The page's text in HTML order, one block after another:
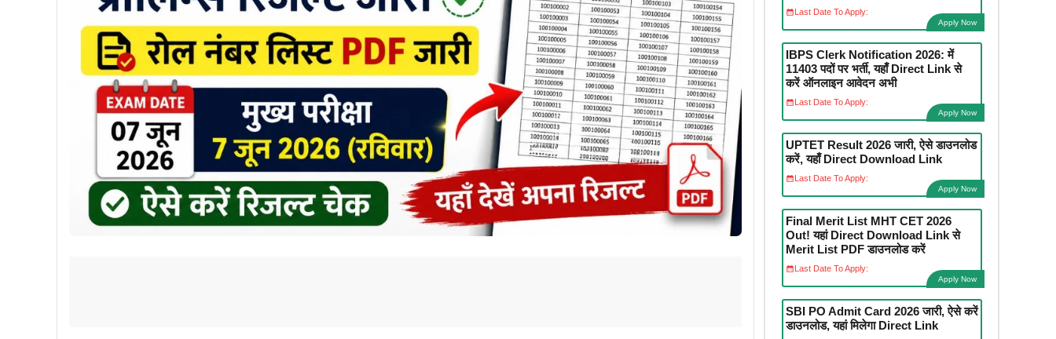
Last Date To Apply:
Apply Now
IBPS Clerk Notification 2026: में
11403 पदों पर भर्ती, यहाँ Direct Link से
करें ऑनलाइन आवेदन अभी
Last Date To Apply:
Apply Now
UPTET Result 2026 जारी, ऐसे डाउनलोड
करें, यहाँ Direct Download Link
Last Date To Apply:
Apply Now
Final Merit List MHT CET 2026
Out! यहां Direct Download Link से
Merit List PDF डाउनलोड करें
Last Date To Apply:
Apply Now
SBI PO Admit Card 2026 जारी, ऐसे करें
डाउनलोड, यहां मिलेगा Direct Link